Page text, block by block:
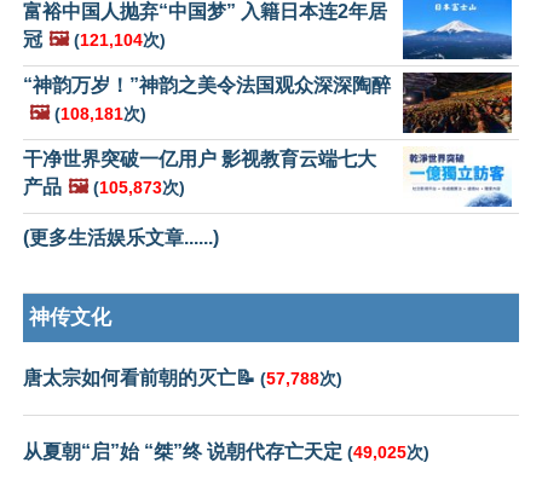
富裕中国人抛弃“中国梦” 入籍日本连2年居
冠 🖼️ (121,104次)
“神韵万岁！”神韵之美令法国观众深深陶醉
🖼️ (108,181次)
干净世界突破一亿用户 影视教育云端七大
产品 🖼️ (105,873次)
(更多生活娱乐文章......)
神传文化
唐太宗如何看前朝的灭亡📝 (57,788次)
从夏朝“启”始 “桀”终 说朝代存亡天定 (49,025次)